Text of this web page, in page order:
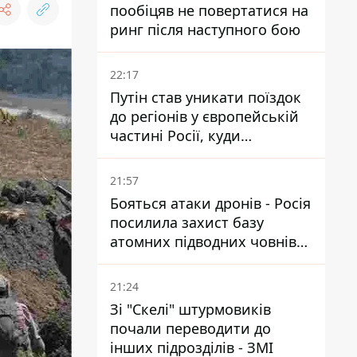
пообіцяв не повертатися на
ринг після наступного бою
22:17
Путін став уникати поїздок
до регіонів у європейській
частині Росії, куди
регулярно долітають дрони
21:57
Бояться атаки дронів - Росія
посилила захист базу
атомних підводних човнів
за 7400 км від України
21:24
Зі "Скелі" штурмовиків
почали переводити до
інших підрозділів - ЗМІ